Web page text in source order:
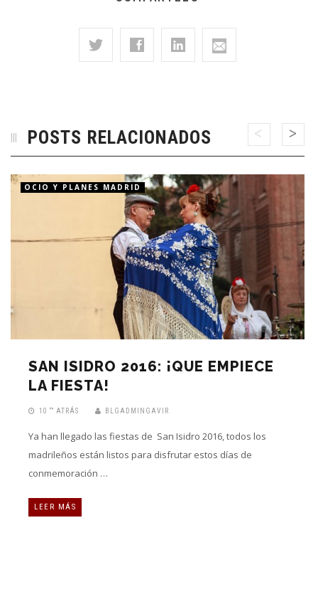
POSTS RELACIONADOS
OCIO Y PLANES MADRID
SAN ISIDRO 2016: ¡QUE EMPIECE
LA FIESTA!
10 “” ATRÁS BLGADMINGAVIR
Ya han llegado las fiestas de San Isidro 2016, todos los
madrileños están listos para disfrutar estos días de
conmemoración …
LEER MÁS